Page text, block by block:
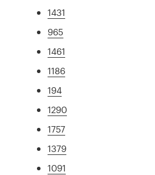
1431
965
1461
1186
194
1290
1757
1379
1091